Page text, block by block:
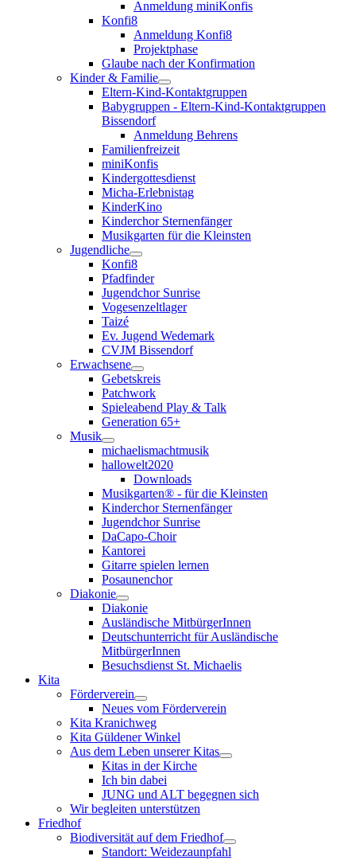
Anmeldung miniKonfis
Konfi8
Anmeldung Konfi8
Projektphase
Glaube nach der Konfirmation
Kinder & Familie
Eltern-Kind-Kontaktgruppen
Babygruppen - Eltern-Kind-Kontaktgruppen
Bissendorf
Anmeldung Behrens
Familienfreizeit
miniKonfis
Kindergottesdienst
Micha-Erlebnistag
KinderKino
Kinderchor Sternenfänger
Musikgarten für die Kleinsten
Jugendliche
Konfi8
Pfadfinder
Jugendchor Sunrise
Vogesenzeltlager
Taizé
Ev. Jugend Wedemark
CVJM Bissendorf
Erwachsene
Gebetskreis
Patchwork
Spieleabend Play & Talk
Generation 65+
Musik
michaelismachtmusik
hallowelt2020
Downloads
Musikgarten® - für die Kleinsten
Kinderchor Sternenfänger
Jugendchor Sunrise
DaCapo-Choir
Kantorei
Gitarre spielen lernen
Posaunenchor
Diakonie
Diakonie
Ausländische MitbürgerInnen
Deutschunterricht für Ausländische
MitbürgerInnen
Besuchsdienst St. Michaelis
Kita
Förderverein
Neues vom Förderverein
Kita Kranichweg
Kita Güldener Winkel
Aus dem Leben unserer Kitas
Kitas in der Kirche
Ich bin dabei
JUNG und ALT begegnen sich
Wir begleiten unterstützen
Friedhof
Biodiversität auf dem Friedhof
Standort: Weidezaunpfahl